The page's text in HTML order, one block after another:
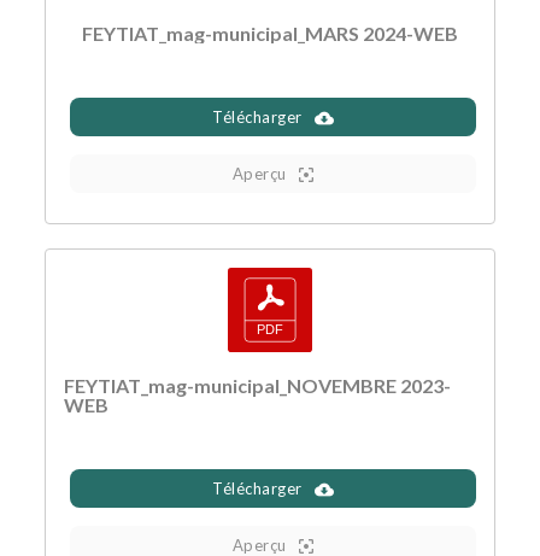
FEYTIAT_mag-municipal_MARS 2024-WEB
Télécharger
Aperçu
FEYTIAT_mag-municipal_NOVEMBRE 2023-
WEB
Télécharger
Aperçu